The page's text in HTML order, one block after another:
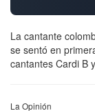
La cantante
se sentó en
cantantes Cardi B
La Opinión